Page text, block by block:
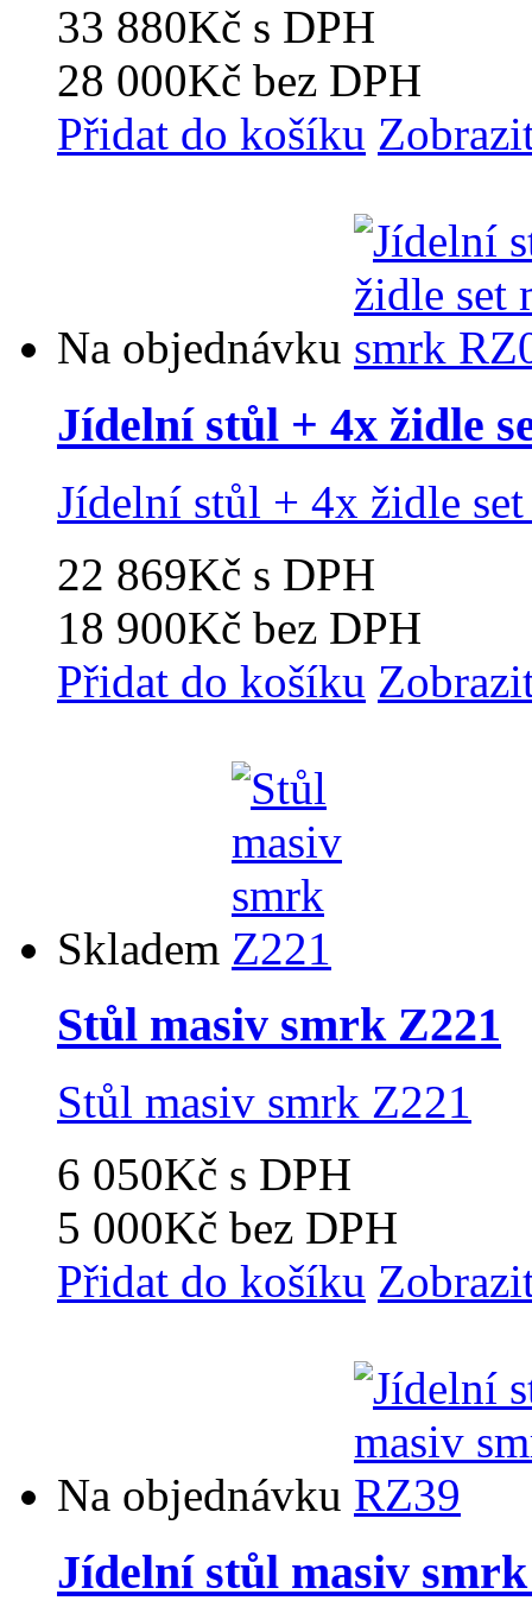
33 880Kč s DPH
28 000Kč bez DPH
Přidat do košíku
Na objednávku
Jídelní stůl + 4x židle
Jídelní stůl + 4x židle
22 869Kč s DPH
18 900Kč bez DPH
Přidat do košíku
Skladem
Stůl masiv smrk Z221
Stůl masiv smrk Z221
6 050Kč s DPH
5 000Kč bez DPH
Přidat do košíku
Na objednávku
Jídelní stůl masiv